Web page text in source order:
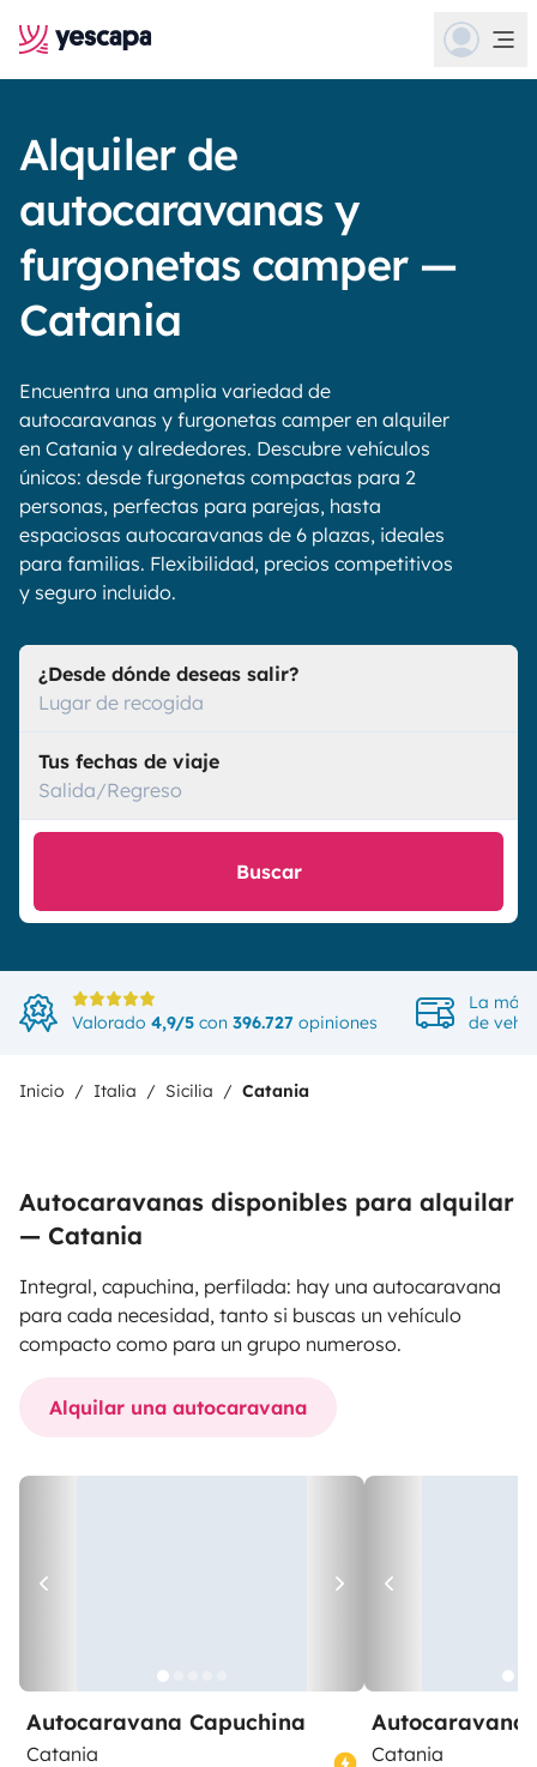
Alquiler de
autocaravanas y
furgonetas camper —
Catania
Encuentra una amplia variedad de
autocaravanas y furgonetas camper en alquiler
en Catania y alrededores. Descubre vehículos
únicos: desde furgonetas compactas para 2
personas, perfectas para parejas, hasta
espaciosas autocaravanas de 6 plazas, ideales
para familias. Flexibilidad, precios competitivos
y seguro incluido.
¿Desde dónde deseas salir?
Lugar de recogida
Tus fechas de viaje
Salida/Regreso
Buscar
Valorado 4,9/5 con 396.727 opiniones
La más
de
Inicio Italia Sicilia Catania
Autocaravanas disponibles para alquilar
— Catania
Integral, capuchina, perfilada: hay una autocaravana
para cada necesidad, tanto si buscas un vehículo
compacto como para un grupo numeroso.
Alquilar una autocaravana
Autocaravana Capuchina
Catania
Autocaravana
Catania